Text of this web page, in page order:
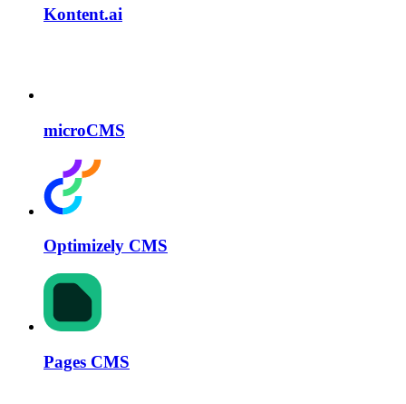
Kontent.ai
microCMS
Optimizely CMS
Pages CMS